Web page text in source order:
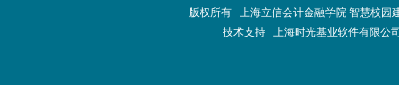
版权所有 上海立信会计金融学院 智慧校园
技术支持 上海时光基业软件有限公